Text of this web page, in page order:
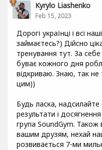
Kyrylo Liashenko
Feb 15, 2023
Дорогі українці і всі
займаєтесь?) Дійсно
тренування тут. За
буває кожного дня
відкриваю. Знаю, так
цим))
Будь ласка, надсилайте
результати і
група SoundGym. Також
вашим друзям, нехай
розвивається 7-ми